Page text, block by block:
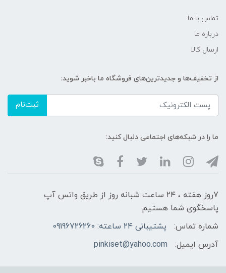
تماس با ما
درباره ما
ارسال کالا
از تخفیف‌ها و جدیدترین‌های فروشگاه ما باخبر شوید:
ثبت‌نام
ما را در شبکه‌های اجتماعی دنبال کنید:
7روز هفته ، ۲۴ ساعت شبانه‌ روز از طریق واتس آپ
پاسخگوی شما هستیم
شماره تماس:
پشتیبانی ۲۴ ساعته: 09196726260
آدرس ایمیل:
pinkiset@yahoo.com